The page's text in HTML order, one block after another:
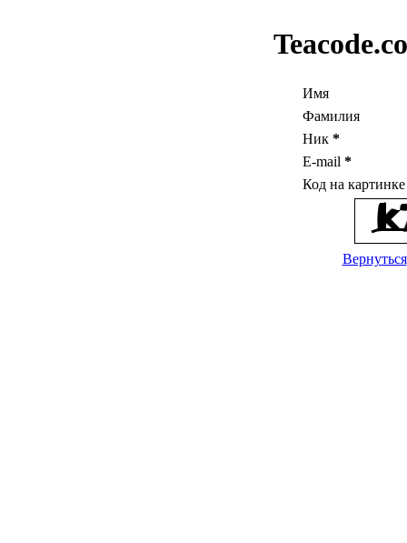
Имя
Фамилия
Ник *
E-mail *
Код на
Вернуться